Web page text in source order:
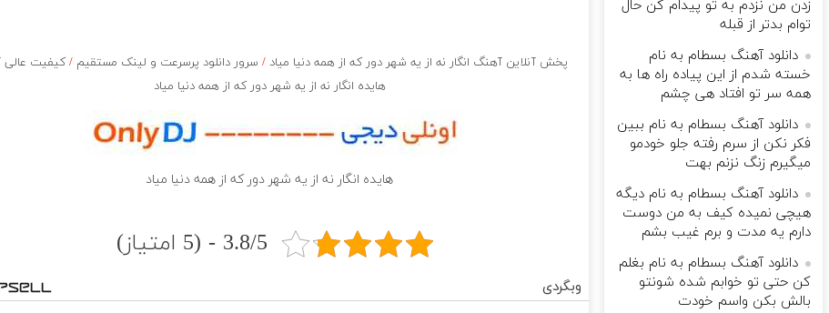
پخش آنلاین آهنگ انگار نه از یه شهر دور که از همه دنیا میاد/ سرور دانلود پرسرعت و لینک مستقیم/ کیفیت
هایده انگار نه از یه شهر دور که از همه دنیا میاد
هایده انگار نه از یه شهر دور که از همه دنیا میاد
3.8/5 - (5 امتیاز)
وبگردی
زدن من نزدم به تو پیدام کن حال
توام بدتر از قبله
دانلود آهنگ بسطام به نام
خسته شدم از این پیاده راه ها به
همه سر تو افتاد هی چشم
دانلود آهنگ بسطام به نام ببین
فکر نکن از سرم رفته جلو خودمو
میگیرم زنگ نزنم بهت
دانلود آهنگ بسطام به نام دیگه
هیچی نمیده کیف به من دوست
دارم یه مدت و برم غیب بشم
دانلود آهنگ بسطام به نام بغلم
کن حتی تو خوابم شده شونتو
بالش بکن واسم خودت